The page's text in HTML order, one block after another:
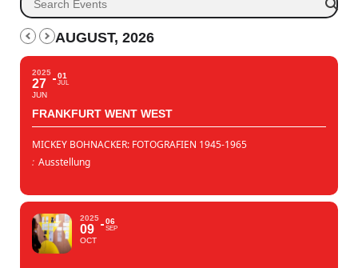
AUGUST, 2026
2025
27
JUN
01
JUL
FRANKFURT WENT WEST
MICKEY BOHNACKER: FOTOGRAFIEN 1945-1965
: Ausstellung
2025
09
OCT
06
SEP